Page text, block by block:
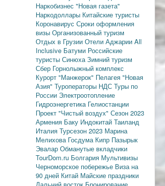
Наркобизнес "Новая газета"
Наркодоллары Китайские туристы
Коронавирус Сроки оформления
визы Организованный туризм
Отдых в Грузии Отели Аджарии All
Inclusive Батуми Российские
туристы СинюхаЗимний туризм
Сбер Горнолыжный комплекс
Курорт "Манжерок" Пелагея "Новая
Азия" Туроператоры НДС Туры по
России Электроотопление
Гидроэнергетика Гелиостанции
Проект "Чистый воздух" Сезон 2023
Армения Баку Индокитай Таиланд
Италия Турсезон 2023 Марина
Мелихова Госдума Кипр Пазырык
Эвалар Обманутые вкладчики
TourDom.ru Болгария Мультивизы
Черноморское побережье Виза на
90 дней Китай Майские праздники